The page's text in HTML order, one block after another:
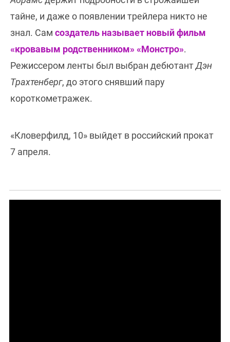
тайне, и даже о появлении трейлера никто не
знал. Сам создатель называет новый фильм
«кровавым родственником» «Монстро».
Режиссером ленты был выбран дебютантДэн
Трахтенберг, до этого снявший пару
короткометражек.
«Кловерфилд, 10» выйдет в российский прокат
7 апреля.